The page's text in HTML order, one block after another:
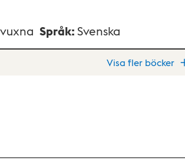
Språk:Svenska
Visa fler böcker